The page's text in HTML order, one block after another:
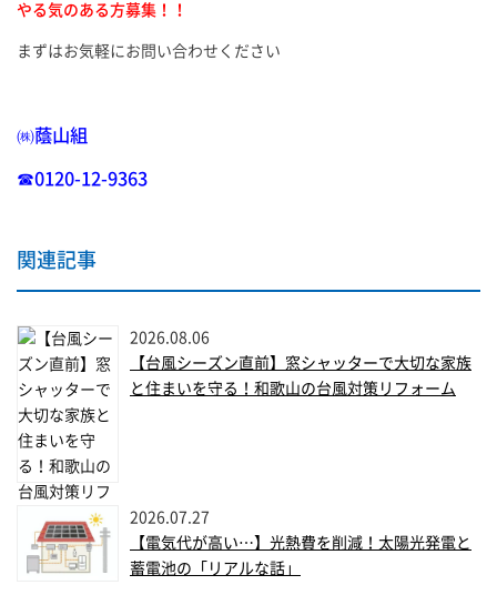
やる気のある方募集！！
まずはお気軽にお問い合わせください
㈱蔭山組
☎0120-12-9363
関連記事
2026.08.06
【台風シーズン直前】窓シャッターで大切な家族
と住まいを守る！和歌山の台風対策リフォーム
2026.07.27
【電気代が高い…】光熱費を削減！太陽光発電と
蓄電池の「リアルな話」